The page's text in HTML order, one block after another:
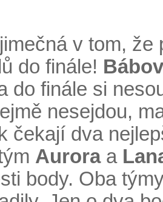
v tom,
do finále!
do finále si
nesejdou,
čekají dva
Auroraa
body. Oba